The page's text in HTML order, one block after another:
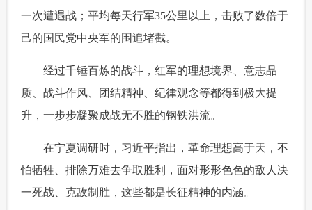
一次遭遇战；平均每天行军35公里以上，击败了数倍于
己的国民党中央军的围追堵截。
经过千锤百炼的战斗，红军的理想境界、意志品
质、战斗作风、团结精神、纪律观念等都得到极大提
升，一步步凝聚成战无不胜的钢铁洪流。
在宁夏调研时，习近平指出，革命理想高于天，不
怕牺牲、排除万难去争取胜利，面对形形色色的敌人决
一死战、克敌制胜，这些都是长征精神的内涵。